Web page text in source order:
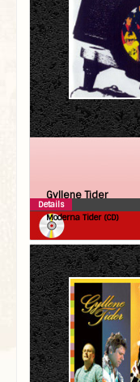
Gyllene Tider
Moderna Tider (CD)
Details